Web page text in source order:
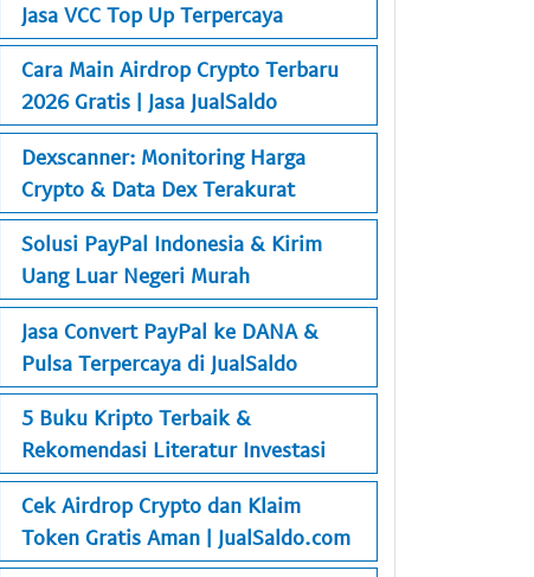
Jasa VCC Top Up Terpercaya
Cara Main Airdrop Crypto Terbaru
2026 Gratis | Jasa JualSaldo
Dexscanner: Monitoring Harga
Crypto & Data Dex Terakurat
Solusi PayPal Indonesia & Kirim
Uang Luar Negeri Murah
Jasa Convert PayPal ke DANA &
Pulsa Terpercaya di JualSaldo
5 Buku Kripto Terbaik &
Rekomendasi Literatur Investasi
Cek Airdrop Crypto dan Klaim
Token Gratis Aman | JualSaldo.com